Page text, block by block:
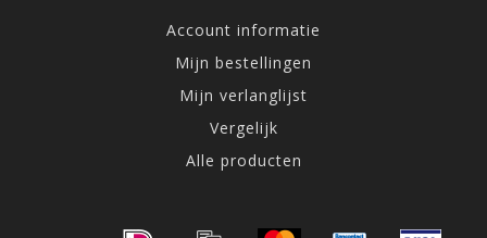
Account informatie
Mijn bestellingen
Mijn verlanglijst
Vergelijk
Alle producten